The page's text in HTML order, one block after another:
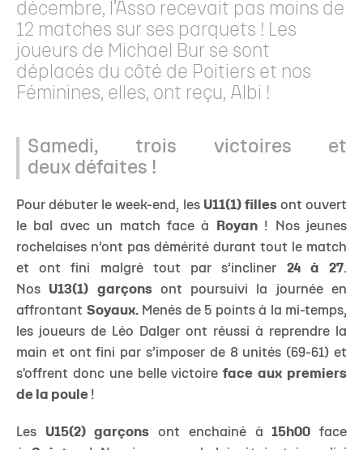
décembre, l’Asso recevait pas moins de
12 matches sur ses parquets ! Les
joueurs de Michael Bur se sont
déplacés du côté de Poitiers et nos
Féminines, elles, ont reçu, Albi !
Samedi, trois victoires et
deux défaites !
Pour débuter le week-end, les U11(1) fillesont ouvert
le bal avec un match face à
Royan! Nos jeunes
rochelaises n’ont pas démérité durant tout le match
et ont fini malgré tout par s’incliner 24 à 27.
Nos U13(1) garçonsont poursuivi la journée en
affrontant Soyaux. Menés de 5 points à la mi-temps,
les joueurs de Léo Dalger ont réussi à reprendre la
main et ont fini par s’imposer de 8 unités (69-61) et
s'offrent donc une belle victoireface aux premiers
de la poule !
Les U15(2) garçons ont enchainé à15h00 face